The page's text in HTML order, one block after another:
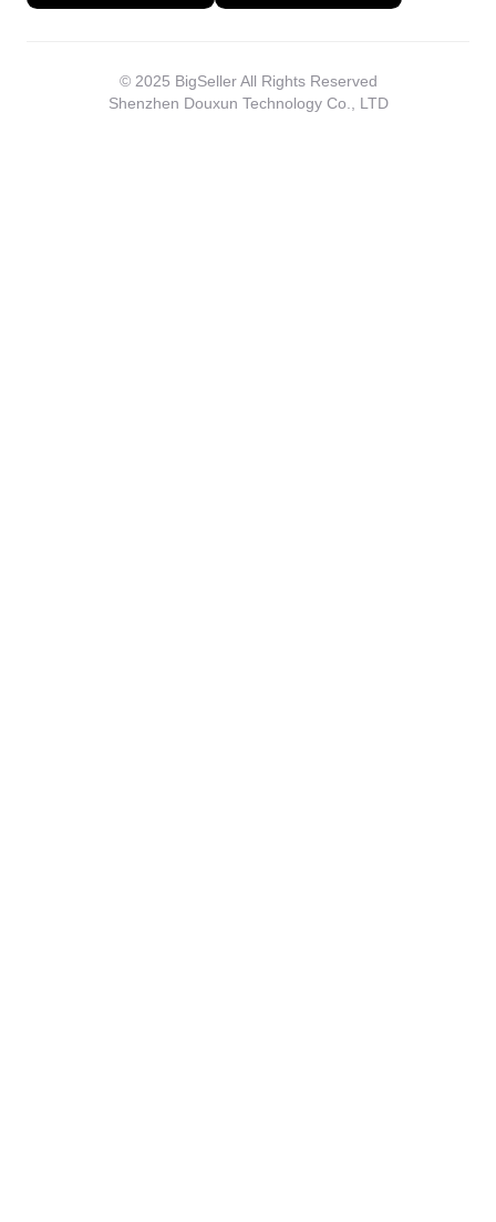
© 2025 BigSeller All Rights Reserved
Shenzhen Douxun Technology Co., LTD